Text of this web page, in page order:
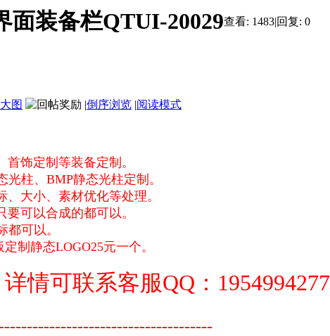
面装备栏QTUI-20029查看: 1483|回复: 0
图 |倒序浏览 |阅读模式
首饰定制等装备定制。
光柱、BMP静态光柱定制。
大小、素材优化等处理。
可以合成的都可以。
可以。
制静态LOGO25元一个。
情可联系客服QQ：1954994277